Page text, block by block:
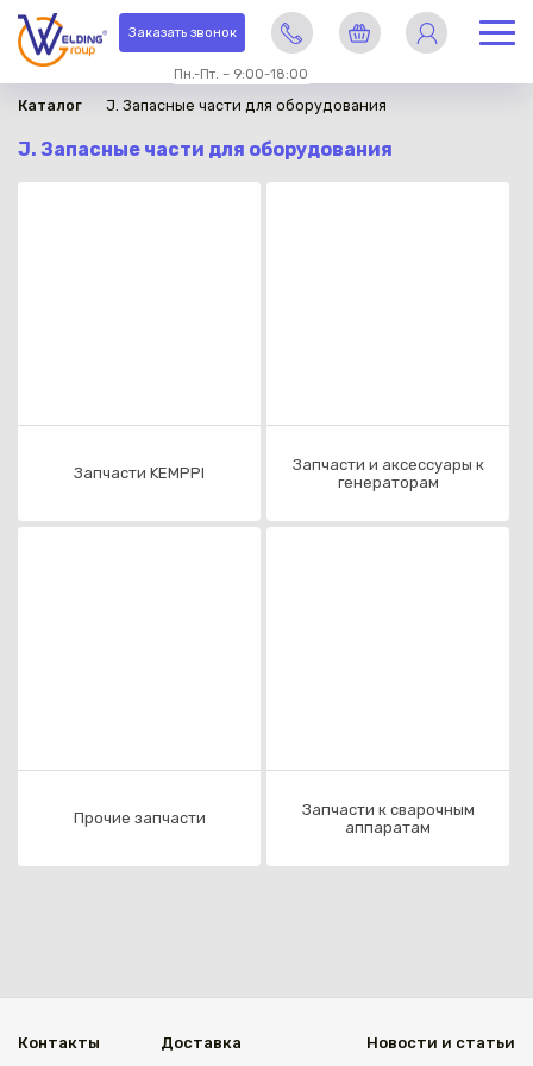
Заказать звонок
Пн.-Пт. – 9:00-18:00
Каталог J. Запасные части для оборудования
J. Запасные части для оборудования
Запчасти KEMPPI
Запчасти и аксессуары к
генераторам
Прочие запчасти
Запчасти к сварочным
аппаратам
Контакты Доставка Новости и статьи